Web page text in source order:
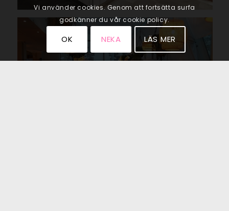
Vi använder cookies. Genom att fortsätta surfa
godkänner du vår cookie policy.
OK NEKA LÄS MER